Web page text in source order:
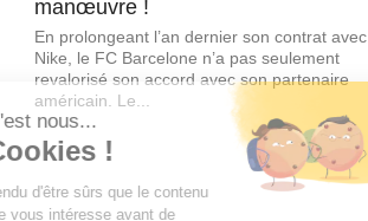
manœuvre !
En prolongeant l’an dernier son contrat avec
Nike, le FC Barcelone n’a pas seulement
revalorisé son accord avec son partenaire
américain. Le...